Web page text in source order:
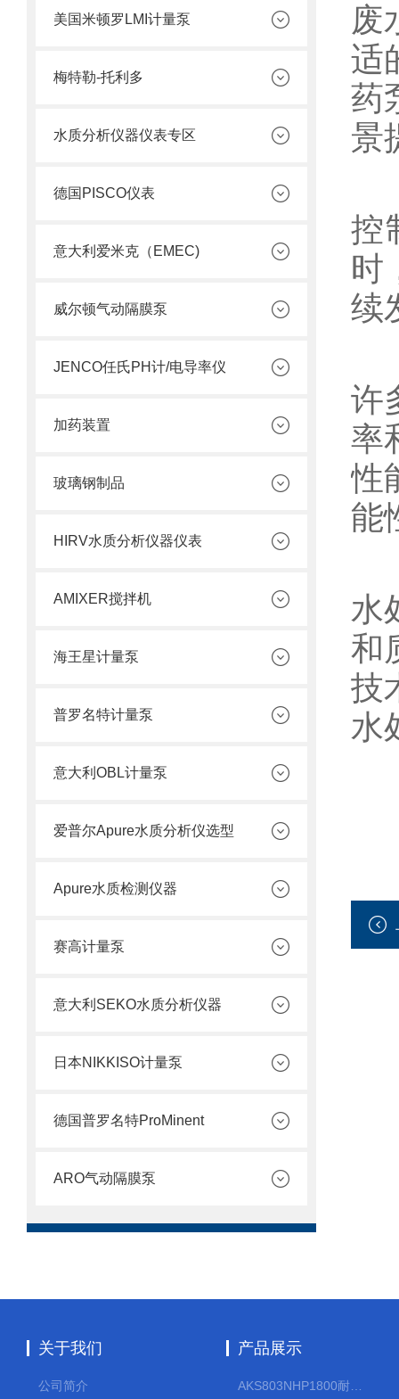
美国米顿罗LMI计量泵
梅特勒-托利多
水质分析仪器仪表专区
德国PISCO仪表
意大利爱米克（EMEC)
威尔顿气动隔膜泵
JENCO任氏PH计/电导率仪
加药装置
玻璃钢制品
HIRV水质分析仪器仪表
AMIXER搅拌机
海王星计量泵
普罗名特计量泵
意大利OBL计量泵
爱普尔Apure水质分析仪选型
Apure水质检测仪器
赛高计量泵
意大利SEKO水质分析仪器
日本NIKKISO计量泵
德国普罗名特ProMinent
ARO气动隔膜泵
废
适
药
景
控
时
续
许
率
性
能
水
和
技
水
关于我们
公司简介
产品展示